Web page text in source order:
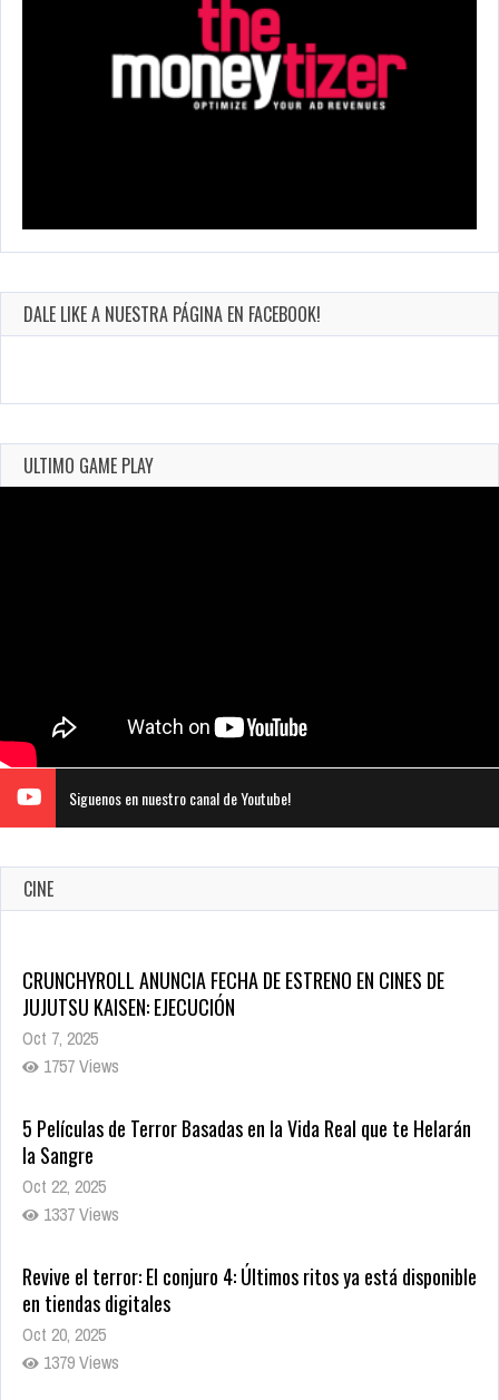
DALE LIKE A NUESTRA PÁGINA EN FACEBOOK!
ULTIMO GAME PLAY
Siguenos en nuestro canal de Youtube!
CINE
CRUNCHYROLL ANUNCIA FECHA DE ESTRENO EN CINES DE
JUJUTSU KAISEN: EJECUCIÓN
Oct 7, 2025
1757 Views
5 Películas de Terror Basadas en la Vida Real que te Helarán
la Sangre
Oct 22, 2025
1337 Views
Revive el terror: El conjuro 4: Últimos ritos ya está disponible
en tiendas digitales
Oct 20, 2025
1379 Views